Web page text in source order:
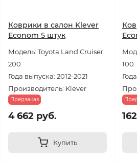
Коврики в салон Klever
Econom 5 штук
Модель: Toyota Land Cruiser
200
Года выпуска: 2012-2021
Производитель: Klever
Предзаказ
4 662 руб.
Купить
100